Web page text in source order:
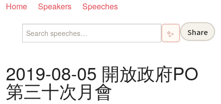
Home Speakers Speeches
✨ Share
2019-08-05 開放政府PO
第三十次月會